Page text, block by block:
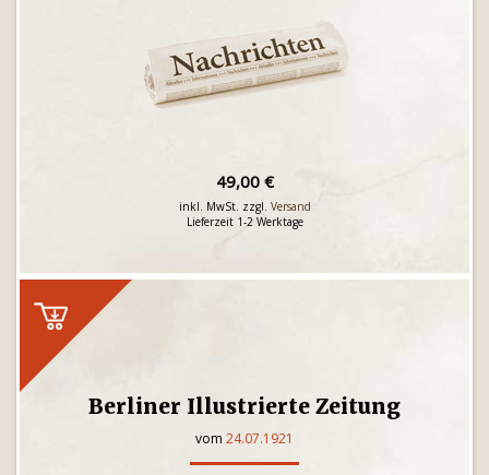
49,00 €
inkl. MwSt. zzgl. Versand
Lieferzeit 1-2 Werktage
Berliner Illustrierte Zeitung
vom 24.07.1921